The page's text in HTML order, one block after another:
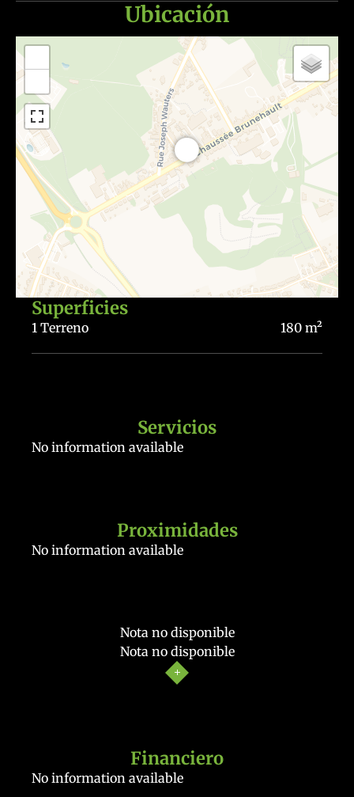
Ubicación
Superficies
1 Terreno 180 m²
Servicios
No information available
Proximidades
No information available
Nota no disponible
Nota no disponible
Financiero
No information available